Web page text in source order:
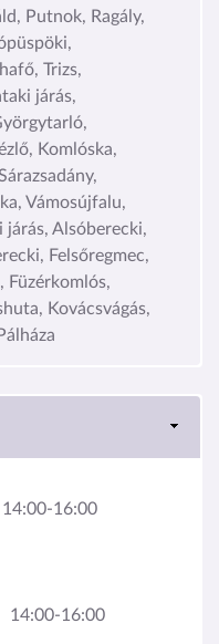
Putnok, Ragály,
Trizs,
járás,
Komlóska,
Vámosújfalu,
Alsóberecki,
Felsőregmec,
Füzérkomlós,
Kovácsvágás,
14:00-16:00
14:00-16:00